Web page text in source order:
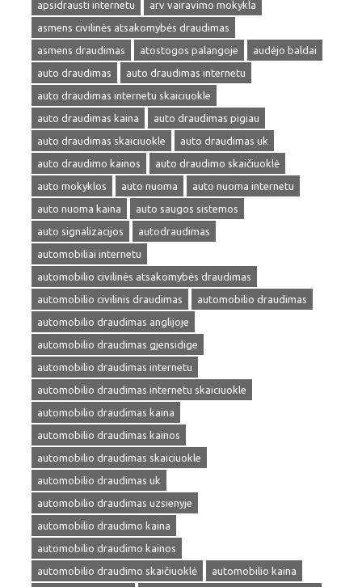
apsidrausti internetu
arv vairavimo mokykla
asmens civilinės atsakomybės draudimas
asmens draudimas
atostogos palangoje
audėjo baldai
auto draudimas
auto draudimas internetu
auto draudimas internetu skaiciuokle
auto draudimas kaina
auto draudimas pigiau
auto draudimas skaiciuokle
auto draudimas uk
auto draudimo kainos
auto draudimo skaičiuoklė
auto mokyklos
auto nuoma
auto nuoma internetu
auto nuoma kaina
auto saugos sistemos
auto signalizacijos
autodraudimas
automobiliai internetu
automobilio civilinės atsakomybės draudimas
automobilio civilinis draudimas
automobilio draudimas
automobilio draudimas anglijoje
automobilio draudimas gjensidige
automobilio draudimas internetu
automobilio draudimas internetu skaiciuokle
automobilio draudimas kaina
automobilio draudimas kainos
automobilio draudimas skaiciuokle
automobilio draudimas uk
automobilio draudimas uzsienyje
automobilio draudimo kaina
automobilio draudimo kainos
automobilio draudimo skaičiuoklė
automobilio kaina